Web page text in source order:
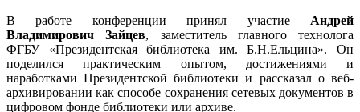
В работе конференции принял участие Андрей
Владимирович Зайцев, заместитель главного технолога
ФГБУ «Президентская библиотека им. Б.Н.Ельцина». Он
поделился практическим опытом, достижениями и
наработками Президентской библиотеки и рассказал о веб-
архивировании как способе сохранения сетевых документов в
цифровом фонде библиотеки или архиве.